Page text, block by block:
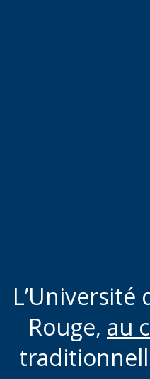
Rouge, au